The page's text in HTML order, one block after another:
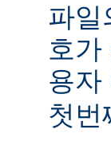
파일
호
용자
첫번